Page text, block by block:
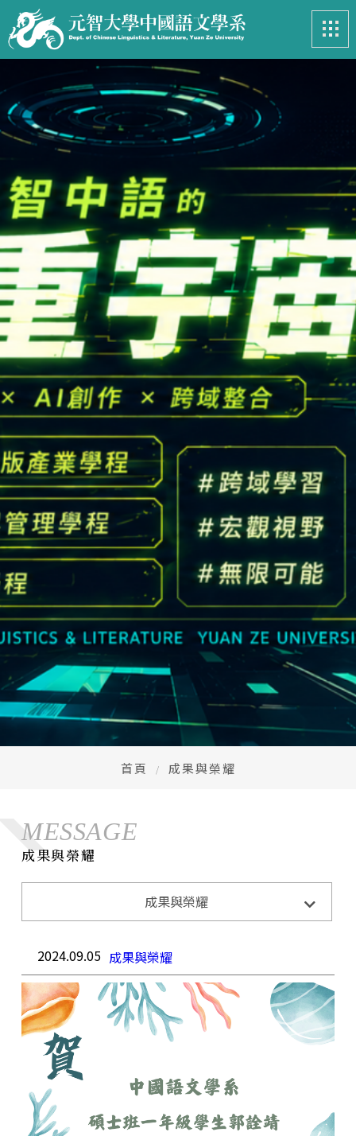
最新消息 News
系所簡介 Introduction
課程資訊 Course
招生專區 Admissions
學生事務 Student
亮眼足跡 Footprints
高中生懶人包 High school
Email：cldept@saturn.yzu.edu.tw
校本部電話：+886-3-4638800 #2706,2707
地址：桃園市中壢區遠東路 135 號  元智五館 6 樓
首頁 成果與榮耀
MESSAGE
成果與榮耀
成果與榮耀
系所活動 系所公告 招生訊息
2024.09.05 成果與榮耀